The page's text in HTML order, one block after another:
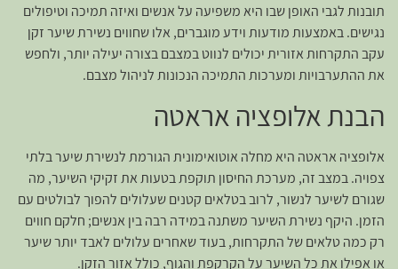
תובנות לגבי האופן שבו היא משפיעה על אנשים ואיזה תמיכה וטיפולים
נגישים. באמצעות מודעות וידע מוגברים, אלו שחווים נשירת שיער זקן
עקב התקרחות אזורית יכולים לנווט במצבם בצורה יעילה יותר, ולחפש
את ההתערבויות ומערכות התמיכה הנכונות לניהול מצבם.
הבנת אלופציה אראטה
אלופציה אראטה היא מחלה אוטואימונית הגורמת לנשירת שיער בלתי
צפויה. במצב זה, מערכת החיסון תוקפת בטעות את זקיקי השיער, מה
שגורם לשיער לנשור, לרוב בטלאים קטנים שעלולים להפוך לבולטים עם
הזמן. היקף נשירת השיער משתנה במידה רבה בין אנשים; חלקם חווים
רק כמה טלאים של התקרחות, בעוד שאחרים עלולים לאבד יותר שיער
או אפילו את כל השיער על הקרקפת והגוף, כולל אזור הזקן.